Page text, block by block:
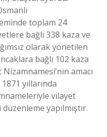
toplam 24
bağlı 338 kaza ve
olarak yönetilen
bağlı 102 kaza
amacı
yıllarında
vilayet
yapılmıştır.